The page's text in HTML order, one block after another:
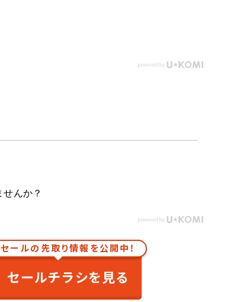
んか？
ールの先取り情報を公開中！
セールチラシを見る